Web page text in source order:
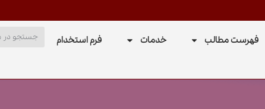
فهرست مطالب خدمات فرم استخدام